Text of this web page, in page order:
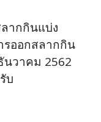
ากกินแบ่ง
รออกสลากกิน
นวาคม 2562
บ